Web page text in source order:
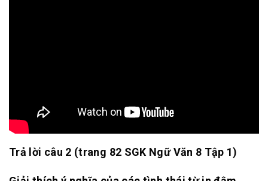
Trả lời câu 2 (trang 82 SGK Ngữ Văn 8 Tập 1)